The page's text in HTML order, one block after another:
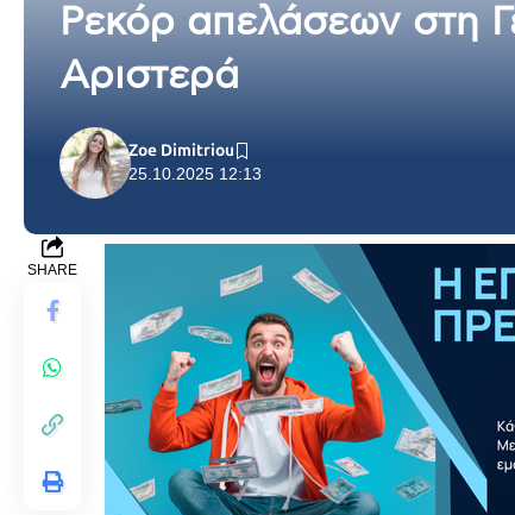
Ρεκόρ απελάσεων στη
Αριστερά
25.10.2025 12:13
Zoe Dimitriou
SHARE